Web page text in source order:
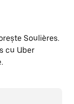
Soulières.
cu Uber